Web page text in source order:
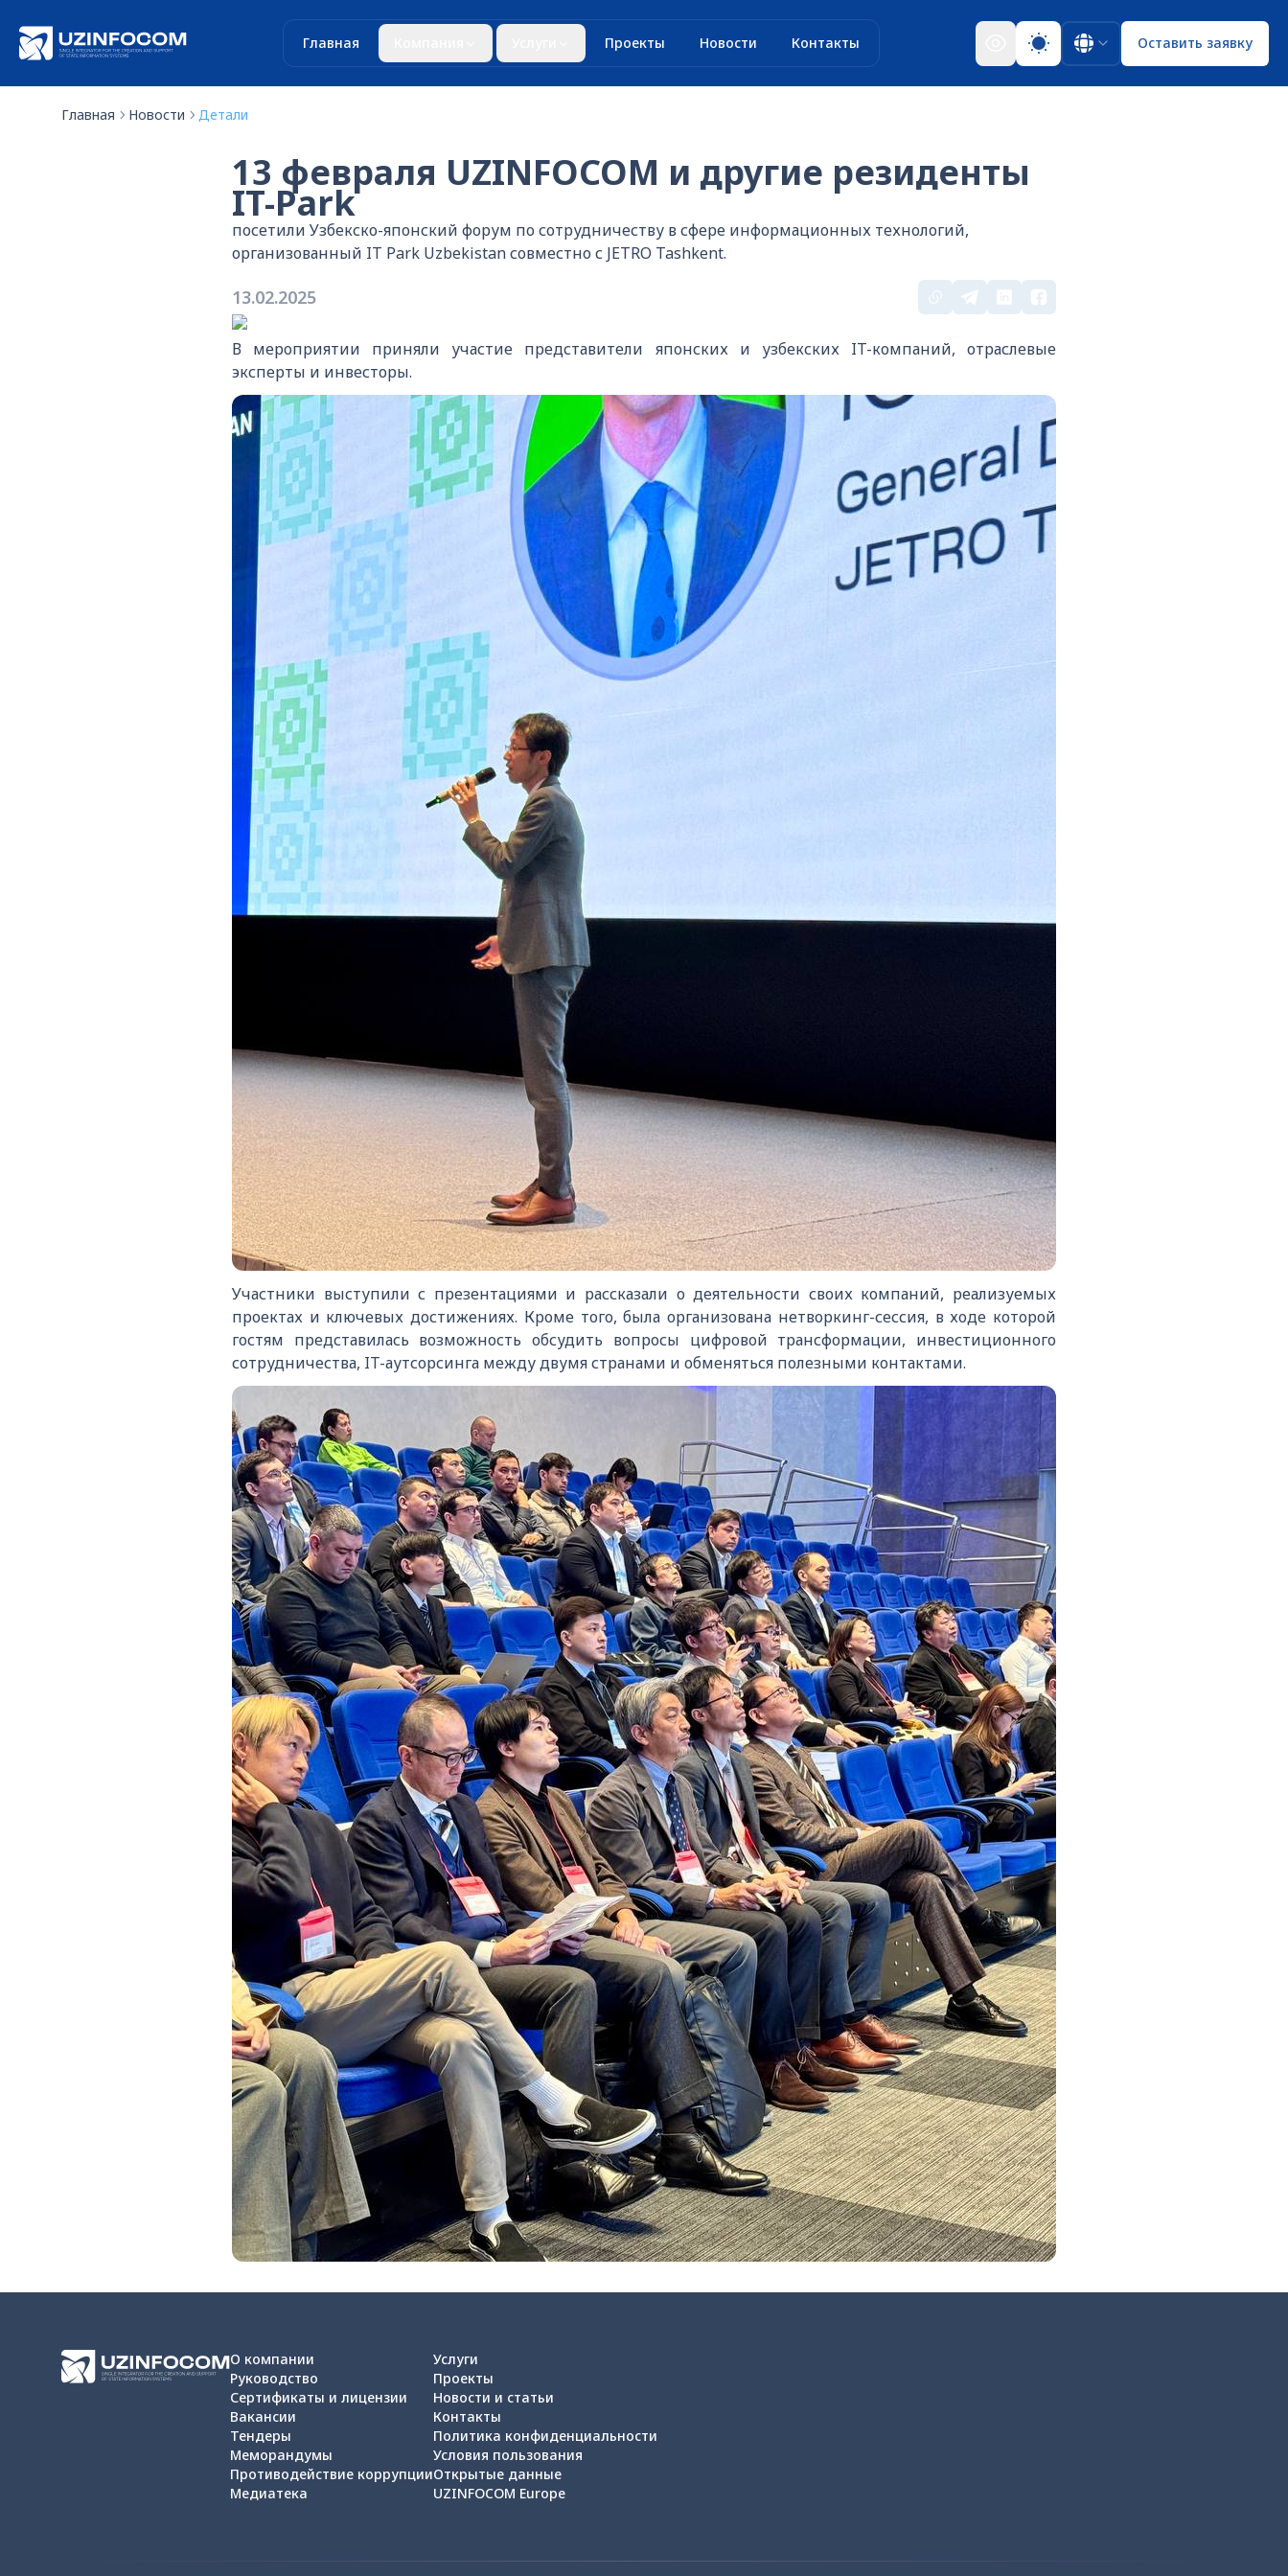
Главная Проекты Новости Контакты Оставить заявку
Главная Новости Детали
13 февраля UZINFOCOM и другие резиденты
IT-Park
посетили Узбекско-японский форум по сотрудничеству в сфере информационных технологий,
организованный IT Park Uzbekistan совместно с JETRO Tashkent.
13.02.2025
В мероприятии приняли участие представители японских и узбекских IT-компаний, отраслевые
эксперты и инвесторы.
Участники выступили с презентациями и рассказали о деятельности своих компаний, реализуемых
проектах и ключевых достижениях. Кроме того, была организована нетворкинг-сессия, в ходе которой
гостям представилась возможность обсудить вопросы цифровой трансформации, инвестиционного
сотрудничества, IT-аутсорсинга между двумя странами и обменяться полезными контактами.
О компании
Руководство
Сертификаты и лицензии
Вакансии
Тендеры
Меморандумы
Противодействие коррупции
Медиатека
Услуги
Проекты
Новости и статьи
Контакты
Политика конфиденциальности
Условия пользования
Открытые данные
UZINFOCOM Europe